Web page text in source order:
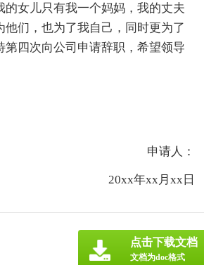
的女儿只有我一个妈妈，我的丈夫
他们，也为了我自己，同时更为了
第四次向公司申请辞职，希望领导
申请人：
20xx年xx月xx日
点击下载文档
文档为doc格式